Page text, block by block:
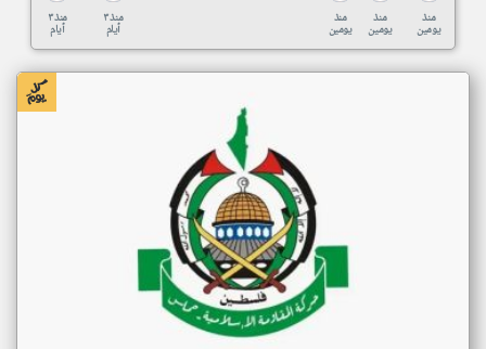
منذ ٣
أيام
منذ ٣
أيام
منذ
يومين
منذ
يومين
منذ
يومين